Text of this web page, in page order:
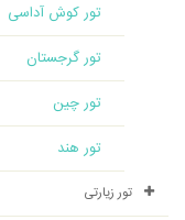
تور کوش آداسی
تور گرجستان
تور چین
تور هند
تور زیارتی